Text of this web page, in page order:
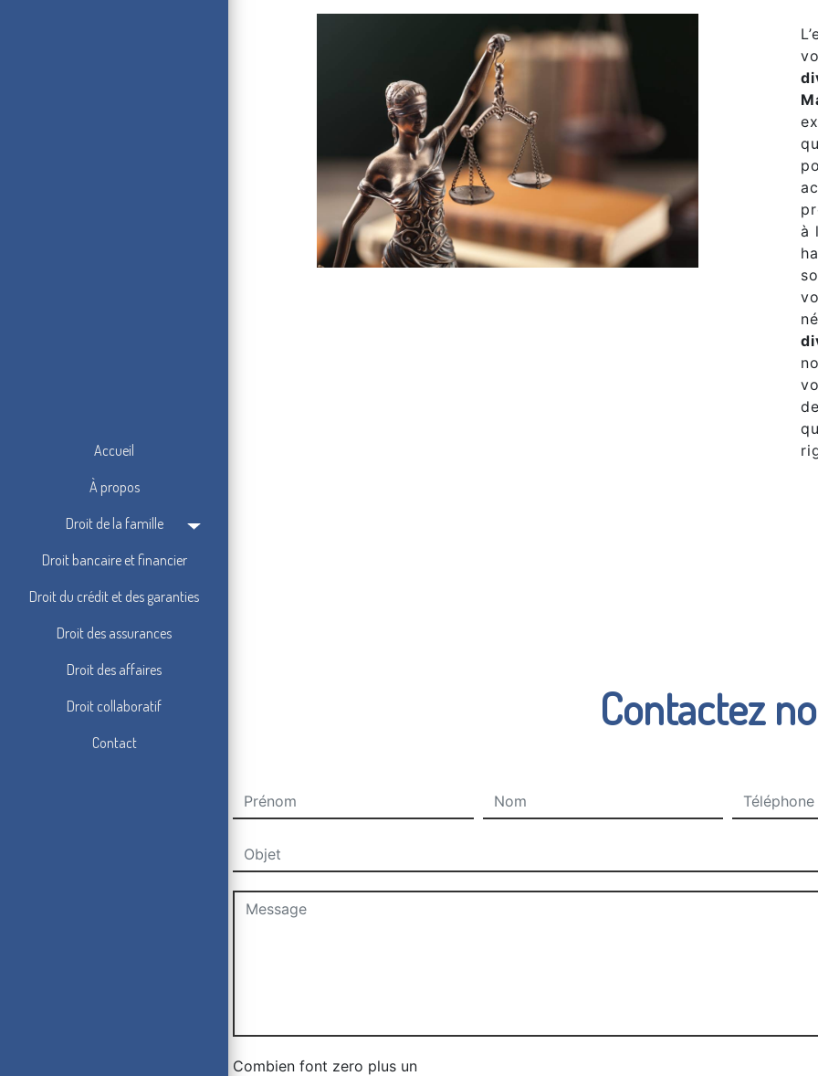
Accueil
À propos
Droit de la famille
Droit bancaire et financier
Droit du crédit et des garanties
Droit des assurances
Droit des affaires
Droit collaboratif
Contact
à
Contactez
Combien font zero plus un